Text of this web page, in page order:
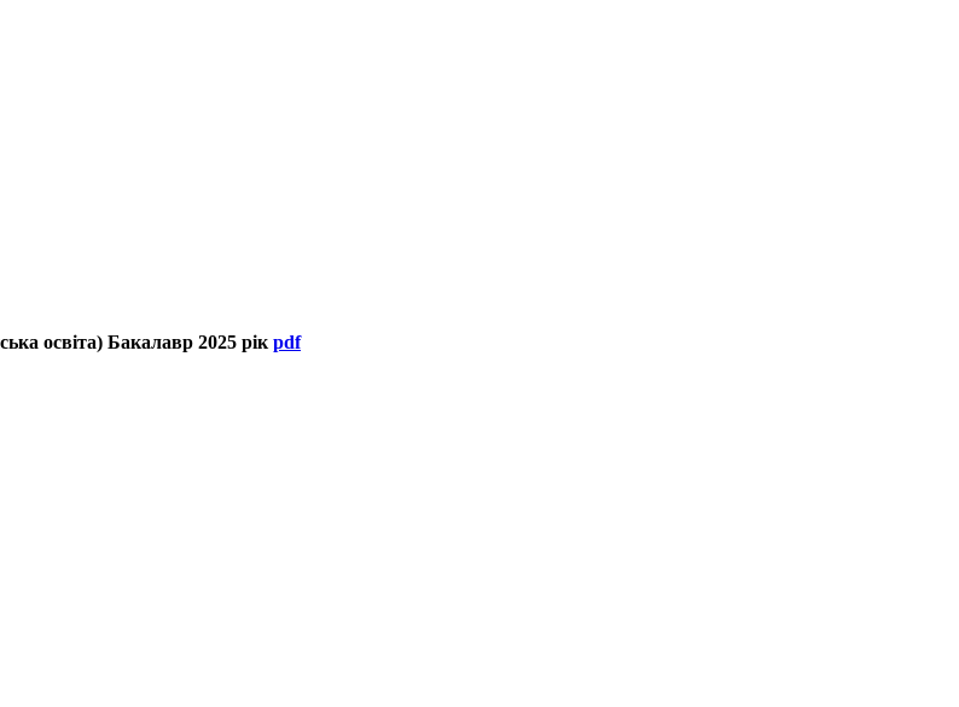
освіта) Бакалавр 2025 рік pdf